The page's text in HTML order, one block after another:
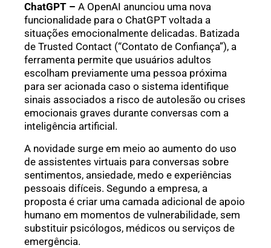
ChatGPT – A OpenAI anunciou uma nova
funcionalidade para o ChatGPT voltada a
situações emocionalmente delicadas. Batizada
de Trusted Contact (“Contato de Confiança”), a
ferramenta permite que usuários adultos
escolham previamente uma pessoa próxima
para ser acionada caso o sistema identifique
sinais associados a risco de autolesão ou crises
emocionais graves durante conversas com a
inteligência artificial.
A novidade surge em meio ao aumento do uso
de assistentes virtuais para conversas sobre
sentimentos, ansiedade, medo e experiências
pessoais difíceis. Segundo a empresa, a
proposta é criar uma camada adicional de apoio
humano em momentos de vulnerabilidade, sem
substituir psicólogos, médicos ou serviços de
emergência.